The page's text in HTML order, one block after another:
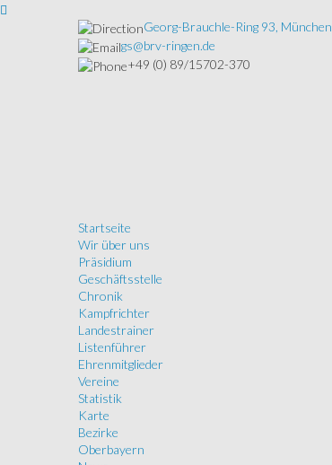
Georg-Brauchle-Ring 93, München
gs@brv-ringen.de
+49 (0) 89/15702-370
Startseite
Wir über uns
Präsidium
Geschäftsstelle
Chronik
Kampfrichter
Landestrainer
Listenführer
Ehrenmitglieder
Vereine
Statistik
Karte
Bezirke
Oberbayern